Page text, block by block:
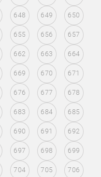
648 649 650
655 656 657
662 663 664
669 670 671
676 677 678
683 684 685
690 691 692
697 698 699
704 705 706